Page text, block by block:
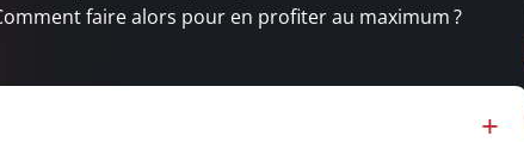
faire alors pour en profiter au maximum ?